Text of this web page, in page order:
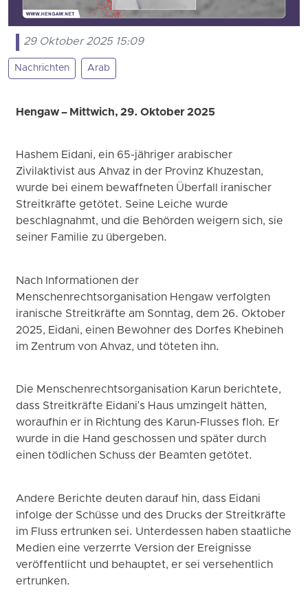
29 Oktober 2025 15:09
Nachrichten Arab
Hengaw – Mittwich, 29. Oktober 2025
Hashem Eidani, ein 65-jähriger arabischer
Zivilaktivist aus Ahvaz in der Provinz Khuzestan,
wurde bei einem bewaffneten Überfall iranischer
Streitkräfte getötet. Seine Leiche wurde
beschlagnahmt, und die Behörden weigern sich, sie
seiner Familie zu übergeben.
Nach Informationen der
Menschenrechtsorganisation Hengaw verfolgten
iranische Streitkräfte am Sonntag, dem 26. Oktober
2025, Eidani, einen Bewohner des Dorfes Khebineh
im Zentrum von Ahvaz, und töteten ihn.
Die Menschenrechtsorganisation Karun berichtete,
dass Streitkräfte Eidani's Haus umzingelt hätten,
woraufhin er in Richtung des Karun-Flusses floh. Er
wurde in die Hand geschossen und später durch
einen tödlichen Schuss der Beamten getötet.
Andere Berichte deuten darauf hin, dass Eidani
infolge der Schüsse und des Drucks der Streitkräfte
im Fluss ertrunken sei. Unterdessen haben staatliche
Medien eine verzerrte Version der Ereignisse
veröffentlicht und behauptet, er sei versehentlich
ertrunken.